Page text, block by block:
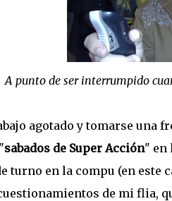
A punto de ser interrumpido
agotado y tomarse una
sabados de Super Acción" en
turno en la compu (en este
de mi flia,